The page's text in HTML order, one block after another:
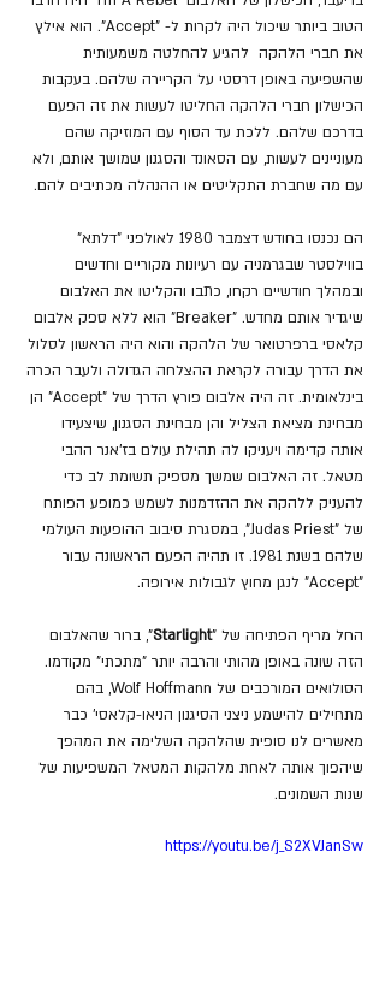
הטוב ביותר שיכול היה לקרות ל- "Accept". הוא אילץ
את חברי הלהקה  להגיע להחלטה משמעותית
שהשפיעה באופן דרסטי על הקריירה שלהם. בעקבות
הכישלון חברי הלהקה החליטו לעשות את זה הפעם
בדרכם שלהם. ללכת עד הסוף עם המוזיקה שהם
מעוניינים לעשות, עם הסאונד והסגנון שמושך אותם, ולא
עם מה שחברת התקליטים או ההנהלה מכתיבים להם.
הם נכנסו בחודש דצמבר 1980 לאולפני "דלתא"
בווילסטר שבגרמניה עם רעיונות מקוריים וחדשים
ובמהלך חודשיים רקחו, כתבו והקליטו את האלבום
שיגדיר אותם מחדש. "Breaker" הוא ללא ספק אלבום
קלאסי ברפרטואר של הלהקה והוא היה הראשון לסלול
את הדרך עבורה לקראת ההצלחה הגדולה ולעבר הכרה
בינלאומית. זה היה אלבום פורץ הדרך של "Accept" הן
מבחינת מציאת הצליל והן מבחינת הסגנון, שיצעידו
אותה קדימה ויעניקו לה תהילת עולם בז'אנר ההבי
מטאל. זה האלבום שמשך מספיק תשומת לב כדי
להעניק ללהקה את ההזדמנות לשמש כמופע הפותח
של "Judas Priest", במסגרת סיבוב ההופעות העולמי
שלהם בשנת 1981. זו תהיה הפעם הראשונה עבור
"Accept" לנגן מחוץ לגבולות אירופה.
החל מריף הפתיחה של "Starlight", ברור שהאלבום
הזה שונה באופן מהותי והרבה יותר "מתכתי" מקודמו.
הסולואים המורכבים של Wolf Hoffmann, בהם
מתחילים להישמע ניצני הסיגנון הניאו-קלאסי' כבר
מאשרים לנו סופית שהלהקה השלימה את המהפך
שיהפוך אותה לאחת מלהקות המטאל המשפיעות של
שנות השמונים.
https://youtu.be/j_S2XVJanSw